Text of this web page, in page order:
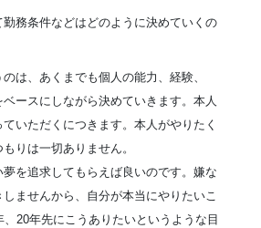
務条件などはどのように決めていくの
は、あくまでも個人の能力、経験、
ースにしながら決めていきます。本人
いただくにつきます。本人がやりたく
りは一切ありません。
を追求してもらえば良いのです。嫌な
ませんから、自分が本当にやりたいこ
、20年先にこうありたいというような目